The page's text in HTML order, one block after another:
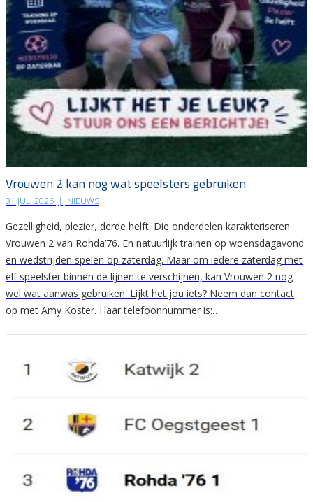
Vrouwen 2 kan nog wat speelsters gebruiken
31 JULI 2026 | NIEUWS
Gezelligheid, plezier, derde helft. Die onderdelen karakteriseren
Vrouwen 2 van Rohda’76. En natuurlijk trainen op woensdagavond
en wedstrijden spelen op zaterdag. Maar om iedere zaterdag met
elf speelster binnen de lijnen te verschijnen, kan Vrouwen 2 nog
wel wat aanwas gebruiken. Lijkt het jou iets? Neem dan contact
op met Amy Koster. Haar telefoonnummer is:…